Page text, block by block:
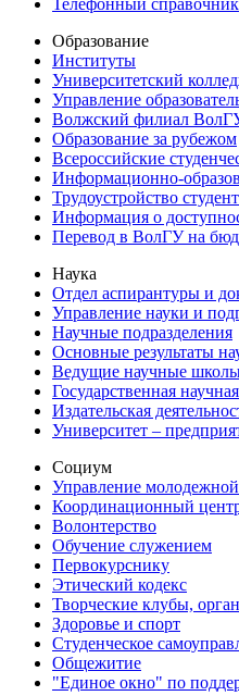
Телефонный справочник
Образование
Институты
Университетский
Управление
Волжский филиал
Образование за рубежом
Всероссийские
Информационно-
Трудоустройство
Информация о
Перевод в ВолГУ на
Наука
Отдел аспирантуры и
Управление науки и
Научные подразделения
Основные результаты
Ведущие научные
Государственная
Издательская
Университет –
Социум
Управление молодежной
Координационный
Волонтерство
Обучение служением
Первокурснику
Этический кодекс
Творческие клубы,
Здоровье и спорт
Студенческое
Общежитие
"Единое окно" по